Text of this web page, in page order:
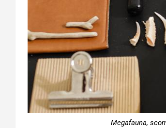
Megafauna,